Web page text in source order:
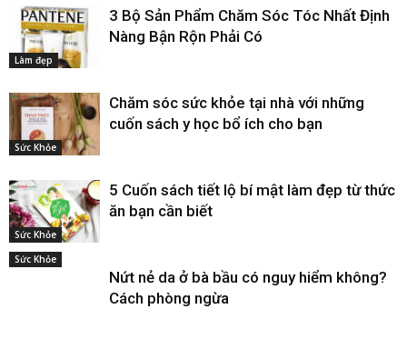
Làm đẹp
3 Bộ Sản Phẩm Chăm Sóc Tóc Nhất Định
Nàng Bận Rộn Phải Có
Sức Khỏe
Chăm sóc sức khỏe tại nhà với những
cuốn sách y học bổ ích cho bạn
Sức Khỏe
5 Cuốn sách tiết lộ bí mật làm đẹp từ thức
ăn bạn cần biết
Sức Khỏe
Nứt nẻ da ở bà bầu có nguy hiểm không?
Cách phòng ngừa